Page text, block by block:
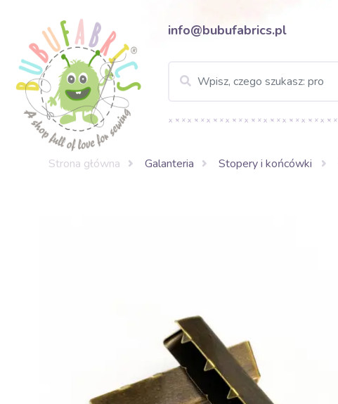
info@bubufabrics.pl
Strona główna Galanteria Stopery i końcówki